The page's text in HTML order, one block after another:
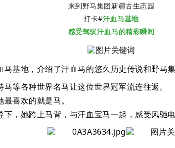
来到野马集团新疆古生态园
打卡#汗血马基地
感受驾驭汗血马的精彩瞬间
基地，介绍了汗血马的悠久历史传说和野马
等各种世界名马让这位世界冠军流连往返。
喜欢的就是马。
，她跨上马背，与汗血宝马一起，感受风驰